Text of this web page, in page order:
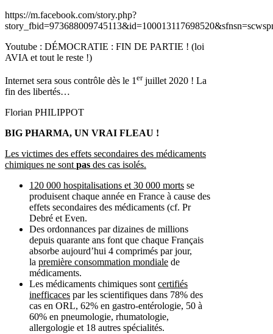
https://m.facebook.com/story.php?
Youtube : DÉMOCRATIE : FIN DE PARTIE ! (loi
AVIA et tout le reste !)
Internet sera sous contrôle dès le 1 erjuillet 2020 ! La
fin des libertés…
Florian PHILIPPOT
BIG PHARMA, UN VRAI FLEAU !
Les victimes des effets secondaires des médicaments
chimiques ne sont pas des cas isolés.
120 000 hospitalisations et 30 000 morts se
produisent chaque année en France à cause des
effets secondaires des médicaments (cf. Pr
Debré et Even.
Des ordonnances par dizaines de millions
depuis quarante ans font que chaque Français
absorbe aujourd’hui 4 comprimés par jour,
la première consommation mondiale de
médicaments.
Les médicaments chimiques sont certifiés
inefficaces par les scientifiques dans 78% des
cas en ORL, 62% en gastro-entérologie, 50 à
60% en pneumologie, rhumatologie,
allergologie et 18 autres spécialités.